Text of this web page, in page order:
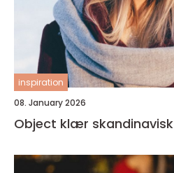
inspiration
08. January 2026
Object klær